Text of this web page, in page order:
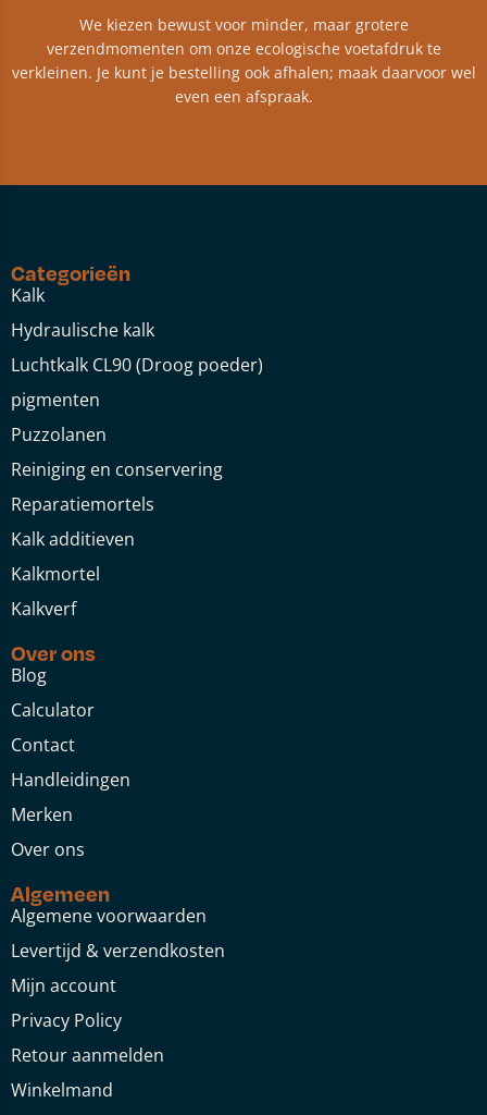
We kiezen bewust voor minder, maar grotere
verzendmomenten om onze ecologische voetafdruk te
verkleinen. Je kunt je bestelling ook afhalen; maak daarvoor wel
even een afspraak.
Categorieën
Kalk
Hydraulische kalk
Luchtkalk CL90 (Droog poeder)
pigmenten
Puzzolanen
Reiniging en conservering
Reparatiemortels
Kalk additieven
Kalkmortel
Kalkverf
Over ons
Blog
Calculator
Contact
Handleidingen
Merken
Over ons
Algemeen
Algemene voorwaarden
Levertijd & verzendkosten
Mijn account
Privacy Policy
Retour aanmelden
Winkelmand